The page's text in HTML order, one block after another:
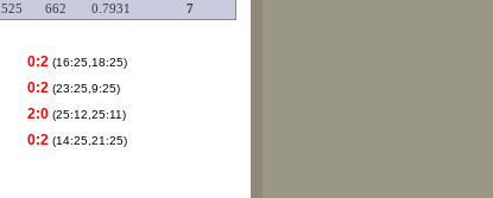
525 662 0.7931 7
0:2 (16:25,18:25)
0:2 (23:25,9:25)
2:0 (25:12,25:11)
0:2 (14:25,21:25)